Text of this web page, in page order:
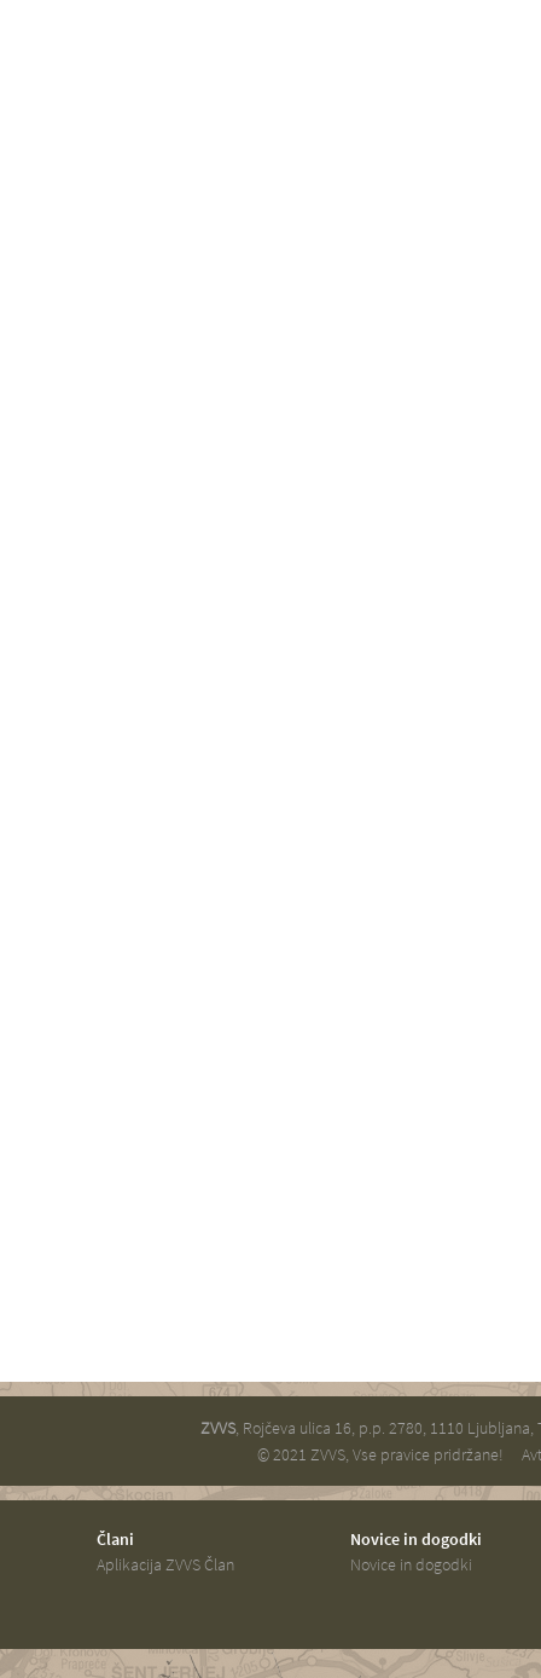
ZVVS, Rojčeva ulica 16, p.p. 2780, 1110
© 2021 ZVVS, Vse pravice pridržane!
Člani
Aplikacija ZVVS Član
Novice in dogodki
Novice in dogodki